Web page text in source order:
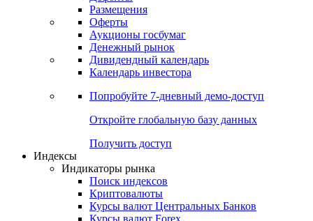
Получить доступ
Календарь
Календарь событий
Дефолты
Размещения
Оферты
Денежный рынок
Календарь инвестора
Попробуйте7-дневный
Откройте глобальную базу данных
Получить доступ
Индикаторы рынка